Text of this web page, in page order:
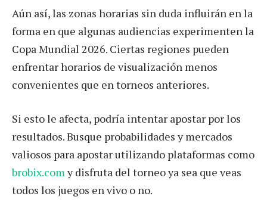
Aún así, las zonas horarias sin duda influirán en la
forma en que algunas audiencias experimenten la
Copa Mundial 2026. Ciertas regiones pueden
enfrentar horarios de visualización menos
convenientes que en torneos anteriores.
Si esto le afecta, podría intentar apostar por los
resultados. Busque probabilidades y mercados
valiosos para apostar utilizando plataformas como
brobix.comy disfruta del torneo ya sea que veas
todos los juegos en vivo o no.